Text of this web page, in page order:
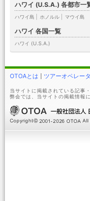
ハワイ (U.S.A.) 各都市一
ハワイ島 ホノルル マウイ島
ハワイ 各国一覧
ハワイ (U.S.A.)
OTOAとは ツアーオペレー
当サイトに掲載されている記事
弊会では、当サイトの掲載情報